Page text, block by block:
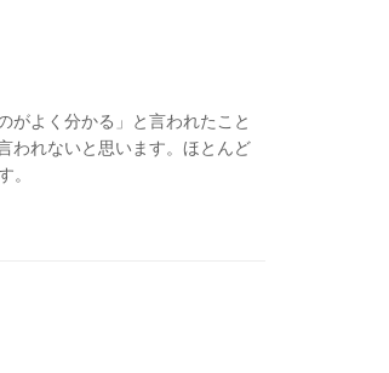
がよく分かる」と言われたこと
われないと思います。ほとんど
。